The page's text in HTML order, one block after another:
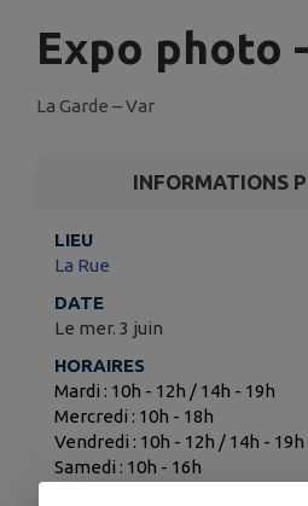
Expo photo
La Garde – Var
INFORMATIONS
LIEU
La Rue
DATE
Le mer. 3 juin
HORAIRES
Mardi : 10h - 12h / 14h - 19h
Mercredi : 10h - 18h
Vendredi : 10h - 12h / 14h - 19h
Samedi : 10h - 16h